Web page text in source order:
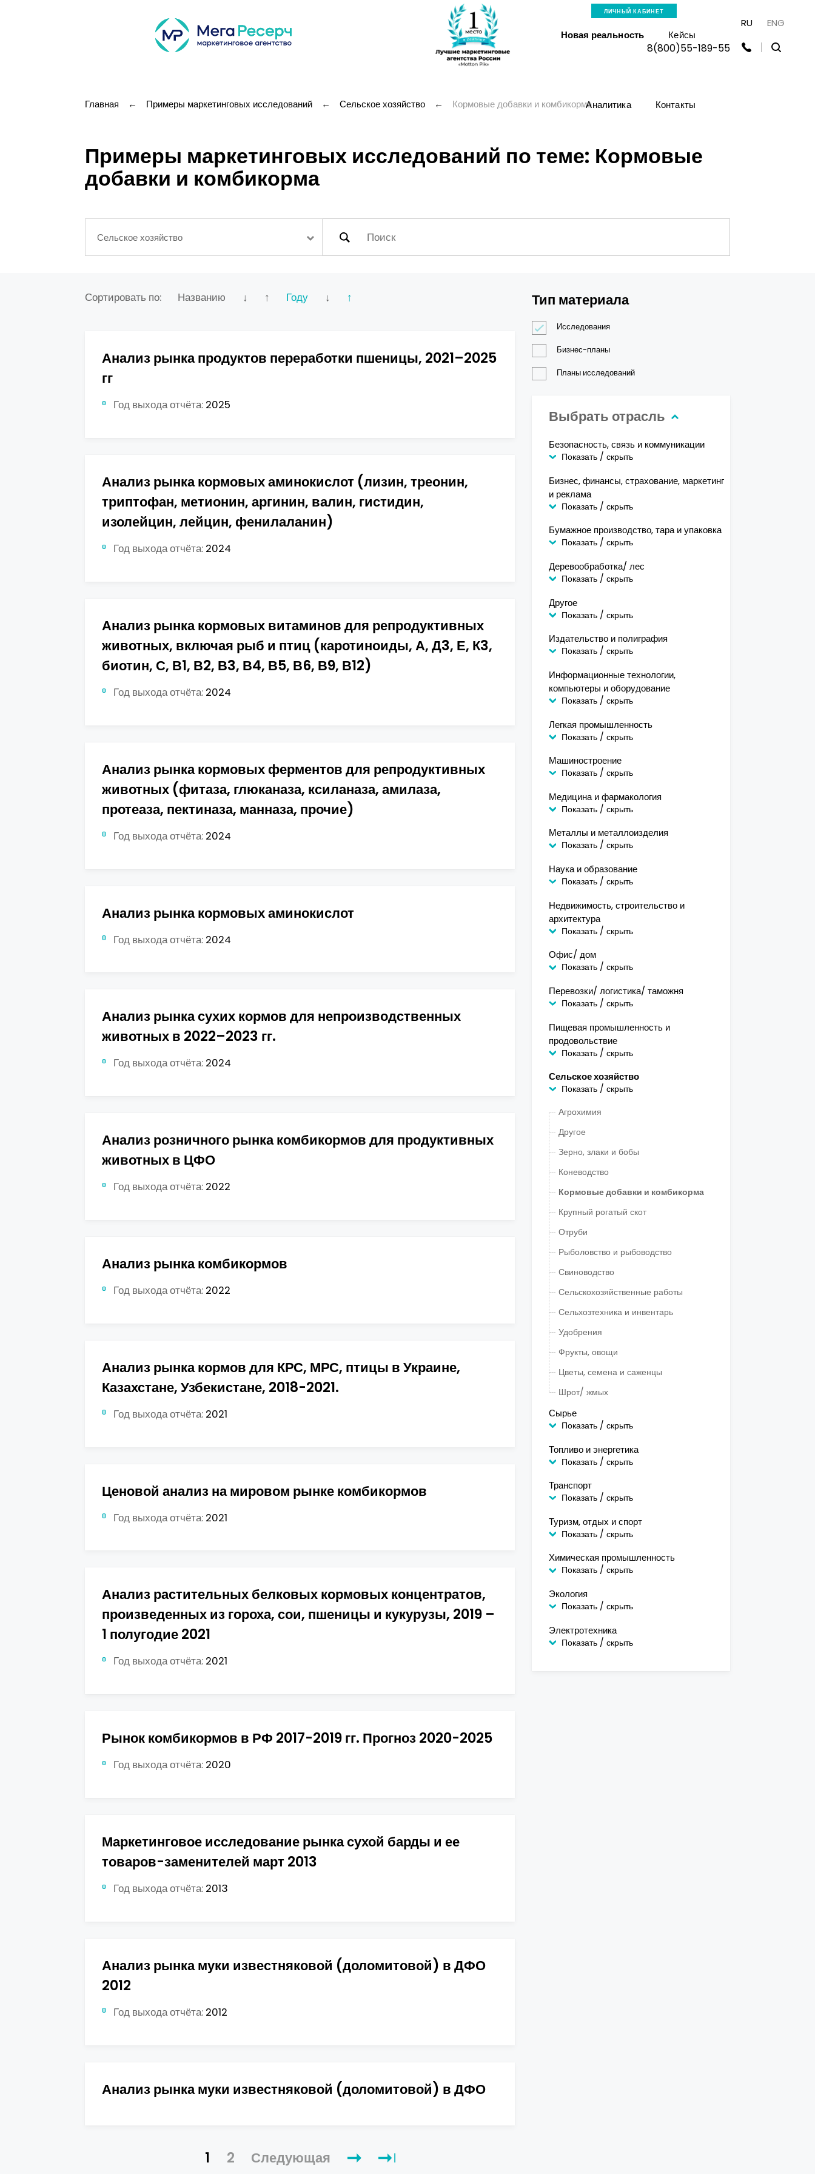
ЛИЧНЫЙ КАБИНЕТ
Новая реальность Кейсы
Аналитика Контакты
RU ENG
8(800)55-189-55
Главная ← Примеры маркетинговых исследований ← Сельское хозяйство ← Кормовые добавки и комбикорма
Примеры маркетинговых исследований по теме: Кормовые
добавки и комбикорма
Сельское хозяйство
Сортировать по: Названию ↓ ↑ Году ↓ ↑
Анализ рынка продуктов переработки пшеницы, 2021–2025
гг
Год выхода отчёта: 2025
Анализ рынка кормовых аминокислот (лизин, треонин,
триптофан, метионин, аргинин, валин, гистидин,
изолейцин, лейцин, фенилаланин)
Год выхода отчёта: 2024
Анализ рынка кормовых витаминов для репродуктивных
животных, включая рыб и птиц (каротиноиды, А, Д3, Е, К3,
биотин, С, В1, В2, В3, В4, В5, В6, В9, В12)
Год выхода отчёта: 2024
Анализ рынка кормовых ферментов для репродуктивных
животных (фитаза, глюканаза, ксиланаза, амилаза,
протеаза, пектиназа, манназа, прочие)
Год выхода отчёта: 2024
Анализ рынка кормовых аминокислот
Год выхода отчёта: 2024
Анализ рынка сухих кормов для непроизводственных
животных в 2022–2023 гг.
Год выхода отчёта: 2024
Анализ розничного рынка комбикормов для продуктивных
животных в ЦФО
Год выхода отчёта: 2022
Анализ рынка комбикормов
Год выхода отчёта: 2022
Анализ рынка кормов для КРС, МРС, птицы в Украине,
Казахстане, Узбекистане, 2018-2021.
Год выхода отчёта: 2021
Ценовой анализ на мировом рынке комбикормов
Год выхода отчёта: 2021
Анализ растительных белковых кормовых концентратов,
произведенных из гороха, сои, пшеницы и кукурузы, 2019 –
1 полугодие 2021
Год выхода отчёта: 2021
Рынок комбикормов в РФ 2017-2019 гг. Прогноз 2020-2025
Год выхода отчёта: 2020
Маркетинговое исследование рынка сухой барды и ее
товаров-заменителей март 2013
Год выхода отчёта: 2013
Анализ рынка муки известняковой (доломитовой) в ДФО
2012
Год выхода отчёта: 2012
Анализ рынка муки известняковой (доломитовой) в ДФО
1 2 Следующая
Тип материала
Исследования
Бизнес-планы
Планы исследований
Выбрать отрасль
Безопасность, связь и коммуникации
Показать / скрыть
Бизнес, финансы, страхование, маркетинг
и реклама
Показать / скрыть
Бумажное производство, тара и упаковка
Показать / скрыть
Деревообработка/ лес
Показать / скрыть
Другое
Показать / скрыть
Издательство и полиграфия
Показать / скрыть
Информационные технологии,
компьютеры и оборудование
Показать / скрыть
Легкая промышленность
Показать / скрыть
Машиностроение
Показать / скрыть
Медицина и фармакология
Показать / скрыть
Металлы и металлоизделия
Показать / скрыть
Наука и образование
Показать / скрыть
Недвижимость, строительство и
архитектура
Показать / скрыть
Офис/ дом
Показать / скрыть
Перевозки/ логистика/ таможня
Показать / скрыть
Пищевая промышленность и
продовольствие
Показать / скрыть
Сельское хозяйство
Показать / скрыть
Агрохимия
Другое
Зерно, злаки и бобы
Коневодство
Кормовые добавки и комбикорма
Крупный рогатый скот
Отруби
Рыболовство и рыбоводство
Свиноводство
Сельскохозяйственные работы
Сельхозтехника и инвентарь
Удобрения
Фрукты, овощи
Цветы, семена и саженцы
Шрот/ жмых
Сырье
Показать / скрыть
Топливо и энергетика
Показать / скрыть
Транспорт
Показать / скрыть
Туризм, отдых и спорт
Показать / скрыть
Химическая промышленность
Показать / скрыть
Экология
Показать / скрыть
Электротехника
Показать / скрыть